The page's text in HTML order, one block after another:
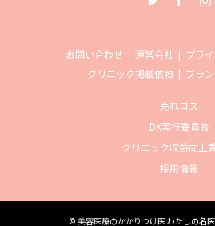
お問い合わせ 運営会社
プラ
クリニック掲載依頼
ブラ
売れコス
DX実行委員長
クリニック収益向上
採用情報
© 美容医療のかかりつけ医 わたしの名医